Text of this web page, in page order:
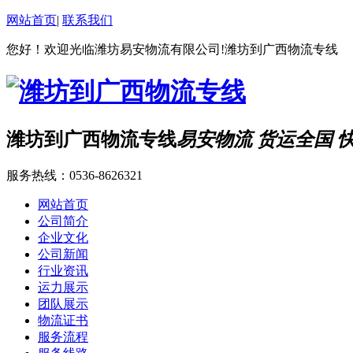
网站首页| 联系我们
您好！欢迎光临潍坊易安物流有限公司!潍坊到广西物流专线
潍坊到广西物流专线易安物流 货运全国
服务热线： 0536-8626321
网站首页
公司简介
企业文化
公司新闻
行业资讯
运力展示
团队展示
物流证书
服务流程